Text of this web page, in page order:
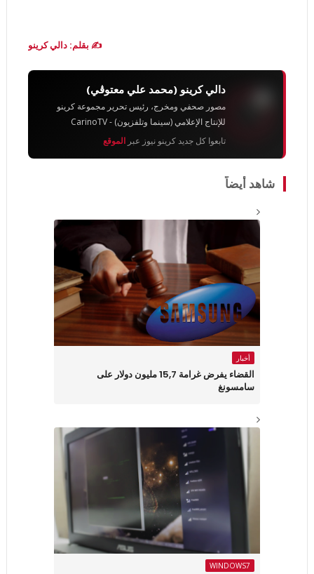
✍️ بقلم: دالي كرينو
دالي كرينو (محمد علي معتوڨي)
مصور صحفي ومخرج، رئيس تحرير مجموعة كرينو
للإنتاج الإعلامي (سينما وتلفزيون) - CarinoTV
تابعوا كل جديد كرينو نيوز عبر الموقع
شاهد أيضاً
أخبار
القضاء يفرض غرامة 15,7 مليون دولار على
سامسونغ
WINDOWS7